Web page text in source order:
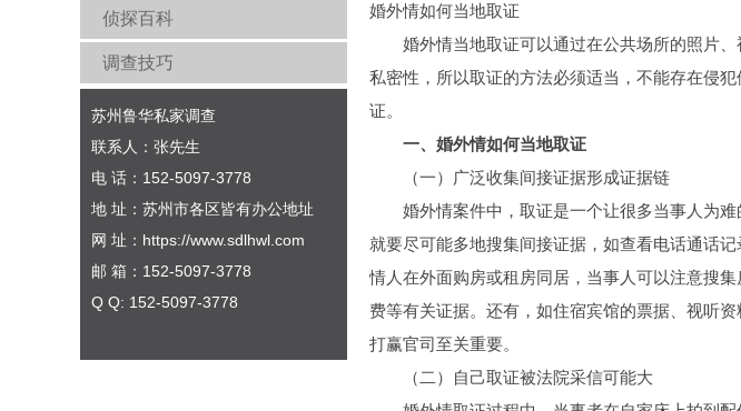
侦探百科
调查技巧
苏州鲁华私家调查
联系人：张先生
电 话：152-5097-3778
地 址：苏州市各区皆有办公地址
网 址：https://www.sdlhwl.com
邮 箱：152-5097-3778
Q Q: 152-5097-3778
婚外情如何当地取证
婚外情当地取证可以通过在公共场所的照片、
私密性，所以取证的方法必须适当，不能存在侵
证。
一、婚外情如何当地取证
（一）广泛收集间接证据形成证据链
婚外情案件中，取证是一个让很多当事人为难
就要尽可能多地搜集间接证据，如查看电话通话
情人在外面购房或租房同居，当事人可以注意搜
费等有关证据。还有，如住宿宾馆的票据、视听
打赢官司至关重要。
（二）自己取证被法院采信可能大